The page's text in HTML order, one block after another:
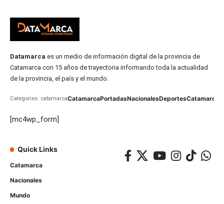
Datamarca es un medio de información digital de la provincia de
Catamarca con 15 años de trayectoria informando toda la actualidad
de la provincia, el país y el mundo.
Categories: catamarcaCatamarcaPortadasNacionalesDeportesCatamarca
[mc4wp_form]
Quick Links
Catamarca
Nacionales
Mundo